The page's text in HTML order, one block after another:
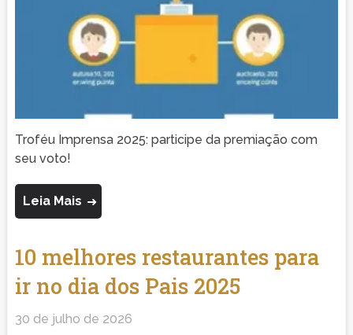
Troféu Imprensa 2025: participe da premiação com
seu voto!
Leia Mais
10 melhores restaurantes para
ir no dia dos Pais 2025
30 de julho de 2026